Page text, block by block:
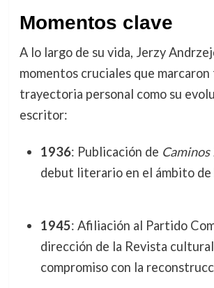
Momentos clave
A lo largo de su vida, Jerzy
momentos cruciales que
trayectoria personal como su
escritor:
1936: Publicación de
debut literario en el ámbito de
1945: Afiliación al Partido
dirección de la Revista
compromiso con la